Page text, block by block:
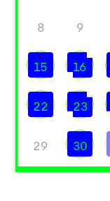
8 9
15 16
22 23
29 30